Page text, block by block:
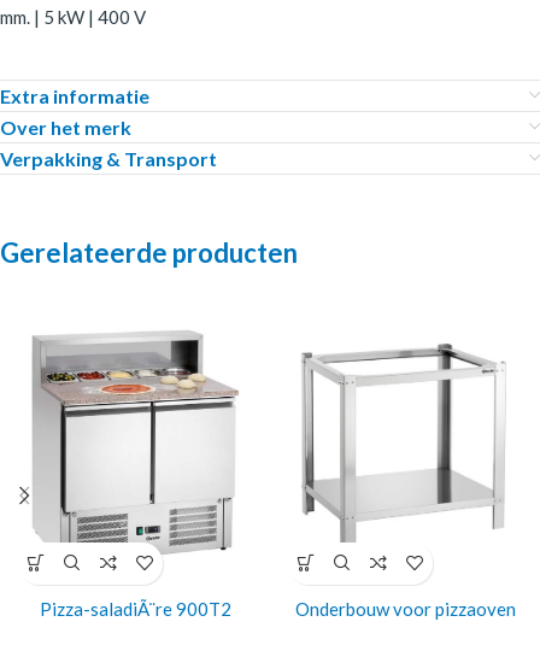
mm. | 5 kW | 400 V
Extra informatie
Over het merk
Verpakking & Transport
Gerelateerde producten
Pizza-saladiÃ¨re 900T2 Onderbouw voor pizzaoven